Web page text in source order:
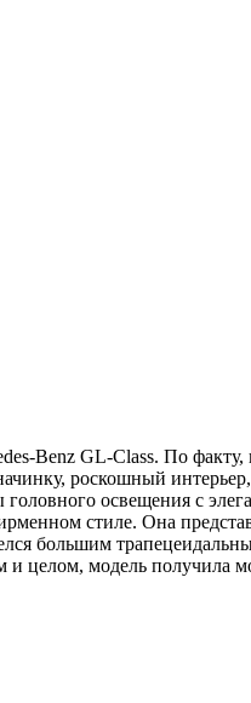
Benz GL-Class. По
роскошный
освещения с
стиле. Она
большим
и целом, модель получила